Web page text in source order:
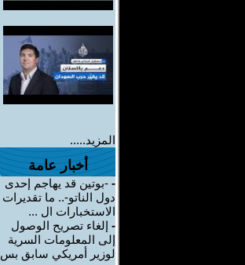
المزيد.....
أخبار عامة
- -بوتين قد يهاجم إحدى
دول الناتو-.. ما تقديرات
الاستخبارات ال ...
- إلغاء تصريح الوصول
إلى المعلومات السرية
لوزير أمريكي سابق بس